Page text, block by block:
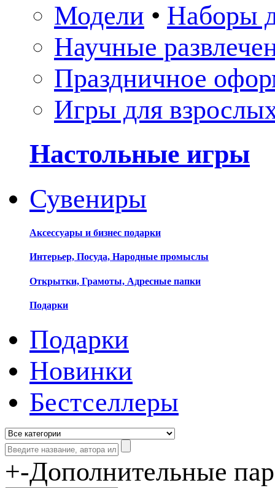
Модели • Наборы
Научные
Праздничное
Игры для
Настольные игры
Сувениры
Аксессуары и бизнес подарки
Интерьер, Посуда, Народные промыслы
Открытки, Грамоты, Адресные папки
Подарки
Подарки
Новинки
Бестселлеры
+-Дополнительные